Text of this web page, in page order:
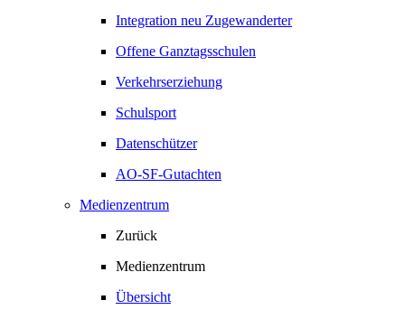
Integration neu Zugewanderter
Offene Ganztagsschulen
Verkehrserziehung
Schulsport
Datenschützer
AO-SF-Gutachten
Medienzentrum
Zurück
Medienzentrum
Übersicht